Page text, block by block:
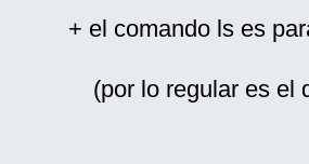
+ el comando ls es
(por lo regular es el